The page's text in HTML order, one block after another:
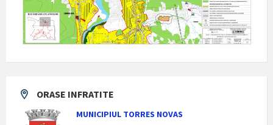
ORASE INFRATITE
MUNICIPIUL TORRES NOVAS